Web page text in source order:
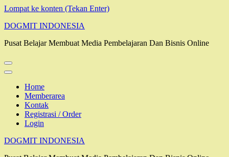
Lompat ke konten (Tekan Enter)
DOGMIT INDONESIA
Pusat Belajar Membuat Media Pembelajaran Dan Bisnis Online
Home
Memberarea
Kontak
Registrasi / Order
Login
DOGMIT INDONESIA